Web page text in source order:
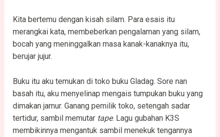
Kita bertemu dengan kisah silam. Para esais itu
merangkai kata, membeberkan pengalaman yang silam,
bocah yang meninggalkan masa kanak-kanaknya itu,
berujar jujur.
Buku itu aku temukan di toko buku Gladag. Sore nan
basah itu, aku menyelinap mengais tumpukan buku yang
dimakan jamur. Ganang pemilik toko, setengah sadar
tertidur, sambil memutar tape. Lagu gubahan K3S
membikinnya mengantuk sambil menekuk tengannya